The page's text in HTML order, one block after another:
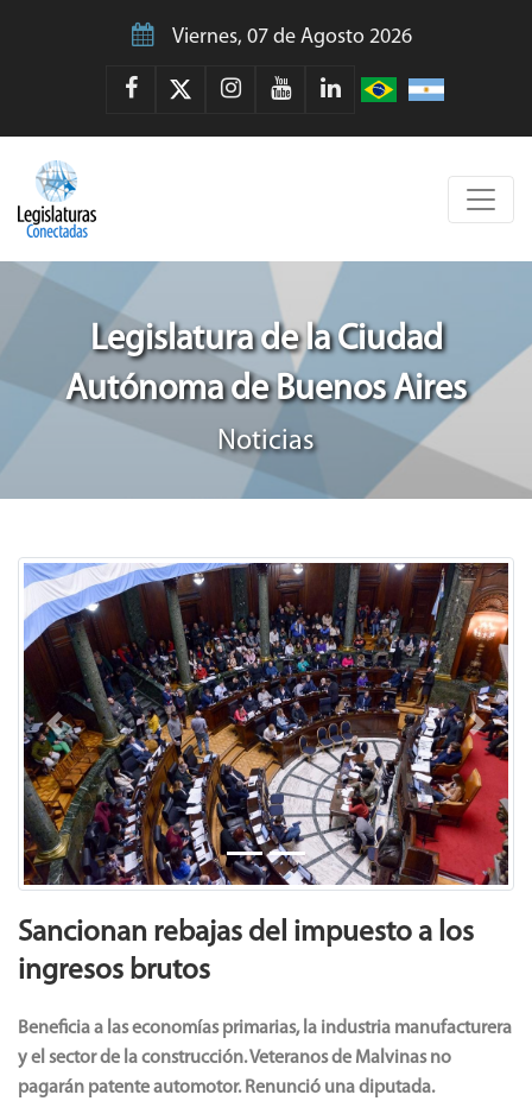
Viernes, 07 de Agosto 2026
Legislatura de la Ciudad
Autónoma de Buenos Aires
Noticias
Previous Next
Sancionan rebajas del impuesto a los
ingresos brutos
Beneficia a las economías primarias, la industria manufacturera
y el sector de la construcción. Veteranos de Malvinas no
pagarán patente automotor. Renunció una diputada.